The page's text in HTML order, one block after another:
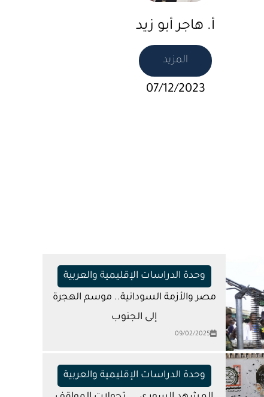
أ. هاجر أبو زيد
المزيد
07/12/2023
وحدة الدراسات الإقليمية والعربية
مصر والأزمة السودانية.. موسم الهجرة
إلى الجنوب
09/02/2025
وحدة الدراسات الإقليمية والعربية